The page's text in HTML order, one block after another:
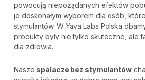
powodują niepożądanych efektów
je doskonałym wyborem dla osób,
stymulantów. W Yava Labs Polska
produkty były nie tylko skuteczne, ale
dla zdrowia.
Nasze spalacze bez stymulantów